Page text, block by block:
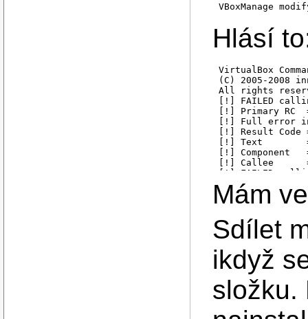
VBoxManage
Hlásí
VirtualBox
(C) 2005-2008
All rights
[!] FAILED
[!] Primary RC
[!] Full error
[!] Result Code
[!] Text        =
[!] Component
[!] Callee      =
[!] FAILED
[!] Primary RC
[!] Full error
[!] Result Code
[!] Component
[!] Callee      =
Mám
Sdílet
ikdyž
složku.